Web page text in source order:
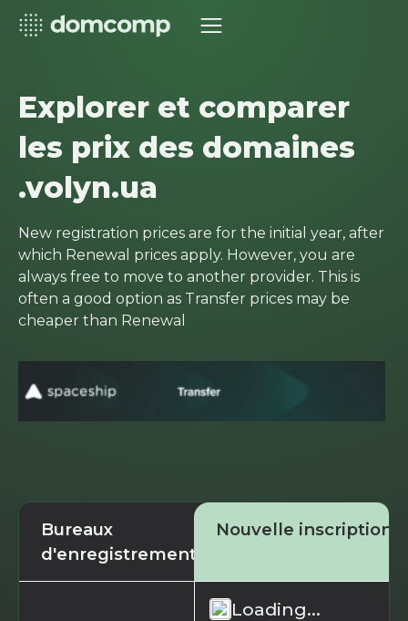
Explorer et comparer
les prix des domaines
.volyn.ua
New registration prices are for the initial year, after
which Renewal prices apply. However, you are
always free to move to another provider. This is
often a good option as Transfer prices may be
cheaper than Renewal
Bureaux
d'enregistrement
Nouvelle inscription
Loading...